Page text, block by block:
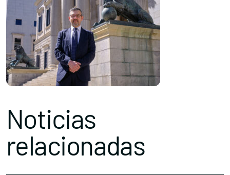
Noticias
relacionadas